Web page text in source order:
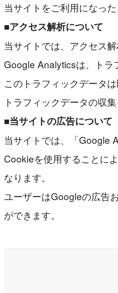
当サイトをご利用になっ
■アクセス解析について
当サイトでは、アクセス
Google Analyticsは、トラ
このトラフィックデータ
トラフィックデータの収
■当サイトの広告について
当サイトでは、「Google
Cookieを使用することに
なります。
ユーザーはGoogleの広告
ができます。